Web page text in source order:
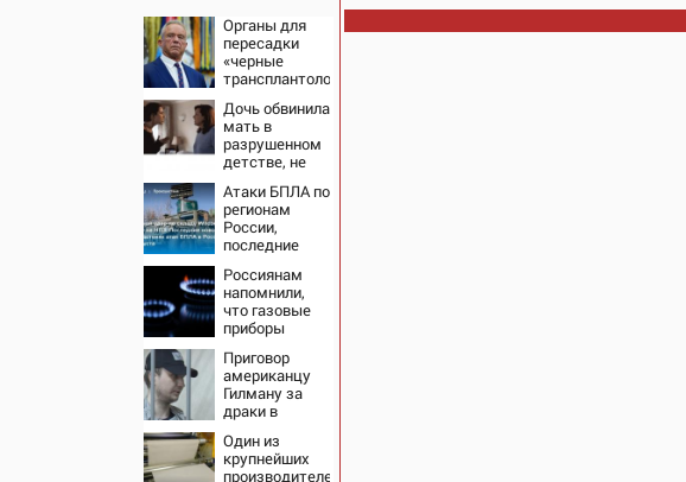
Органы для
пересадки
«черные
трансплантологи»
еще живых
пациентов
Дочь обвинила
мать в
разрушенном
детстве, не
правды о
своём отце -
история одной
семьи
Атаки БПЛА по
регионам
России,
последние
августа 2026:
последствия,
атаки на
склады
Wildberries,
состояние
пострадавших
Россиянам
напомнили,
что газовые
приборы
ремонтировать
самостоятельно
Приговор
американцу
Гилману за
драки в
СИЗО
потребовали
Один из
крупнейших
производителей